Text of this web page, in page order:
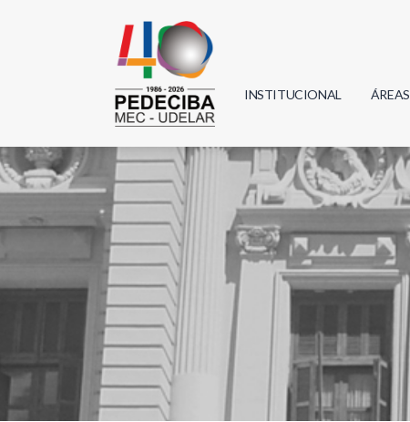
INSTITUCIONAL ÁREAS
Física